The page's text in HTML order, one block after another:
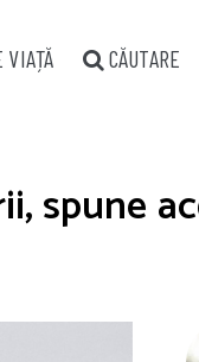
VIAȚĂ CĂUTARE
spune